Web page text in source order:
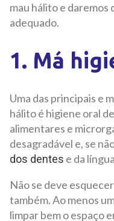
mau hálito e
adequado.
1. Má
Uma das principais e
hálito é higiene oral
alimentares e
desagradável e, se
dos dentes e da
Não se deve
também. Ao menos
limpar bem o espaço